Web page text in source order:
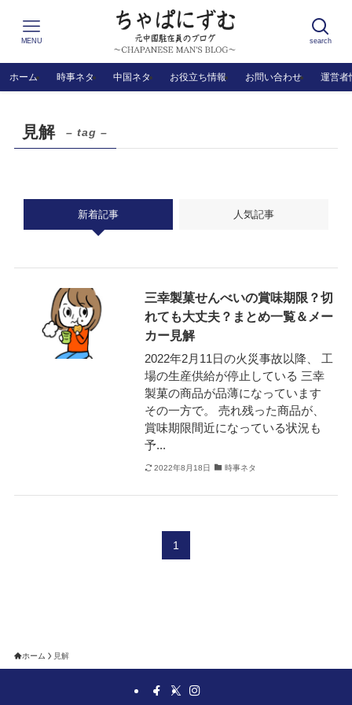
search
MENU
ホーム 時事ネタ 中国ネタ お役立ち情報 お問い合わせ 運営者
見解 – tag –
新着記事 人気記事
三幸製菓せんべいの賞味期限？切
れても大丈夫？まとめ一覧＆メー
カー見解
2022年2月11日の火災事故以降、 工
場の生産供給が停止している 三幸
製菓の商品が品薄になっています
その一方で。 売れ残った商品が、
賞味期限間近になっている状況も
予...
2022年8月18日 時事ネタ
1
ホーム 見解